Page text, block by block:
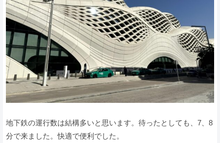
地下鉄の運行数は結構多いと思います。待ったとしても、7、8
分で来ました。快適で便利でした。